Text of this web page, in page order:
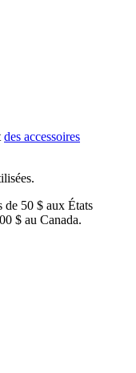
des accessoires
de 50 $ aux États
$ au Canada.